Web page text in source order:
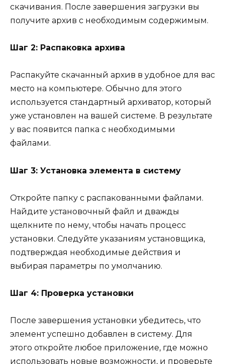
скачивания. После завершения загрузки вы
получите архив с необходимым содержимым.
Шаг 2: Распаковка архива
Распакуйте скачанный архив в удобное для вас
место на компьютере. Обычно для этого
используется стандартный архиватор, который
уже установлен на вашей системе. В результате
у вас появится папка с необходимыми
файлами.
Шаг 3: Установка элемента в систему
Откройте папку с распакованными файлами.
Найдите установочный файл и дважды
щелкните по нему, чтобы начать процесс
установки. Следуйте указаниям установщика,
подтверждая необходимые действия и
выбирая параметры по умолчанию.
Шаг 4: Проверка установки
После завершения установки убедитесь, что
элемент успешно добавлен в систему. Для
этого откройте любое приложение, где можно
использовать новые возможности, и проверьте